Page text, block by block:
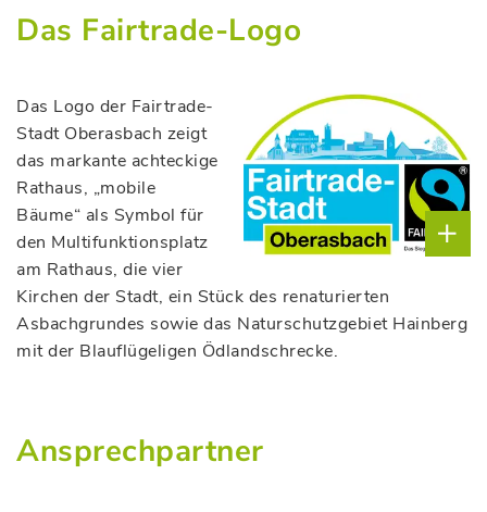
Das Fairtrade-Logo
Das Logo der Fairtrade-
Stadt Oberasbach zeigt
das markante achteckige
Rathaus, „mobile
Bäume“ als Symbol für
den Multifunktionsplatz
am Rathaus, die vier
Kirchen der Stadt, ein Stück des renaturierten
Asbachgrundes sowie das Naturschutzgebiet Hainberg
mit der Blauflügeligen Ödlandschrecke.
Ansprechpartner